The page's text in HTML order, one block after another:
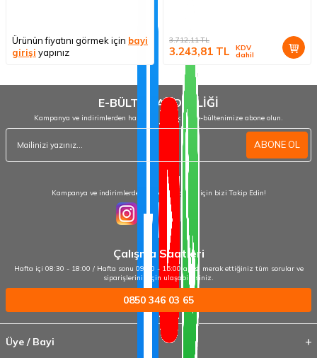
Ürünün fiyatını görmek için bayi
girişi yapınız
3.712,11TL
3.243,81 TL KDV
dahil
E-BÜLTEN ABONELİĞİ
Kampanya ve indirimlerden haberdar olmak için e-bültenimize abone olun.
ABONE OL
Kampanya ve indirimlerden haberdar olmak için bizi Takip Edin!
Çalışma Saatleri
Hafta içi 08:30 - 18:00 / Hafta sonu 09:00 - 15:00 arası merak ettiğiniz tüm sorular ve
siparişleriniz için ulaşabilirsiniz.
0850 346 03 65
Üye / Bayi